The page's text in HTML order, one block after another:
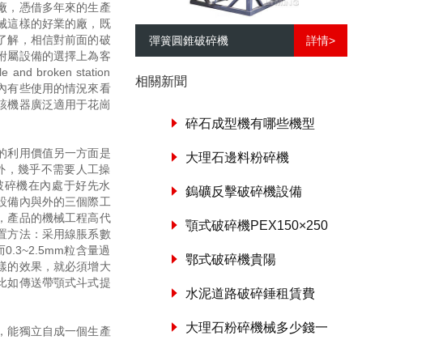
，憑借多年來的生產
這樣的好業的廠，既
解，相信對前面的破
屬設備的選擇上為客
and broken station
有些使用的情況來看
機器廣泛適用于花崗
利用價值另一方面是
，幾乎不需要人工操
機在內處于好先水
備內與外的三個際工
產品的機械工程高代
方法：采用線脹系數
0.3~2.5mm粒含量過
的效果，就必須增大
如傳送帶顎式斗式提
能獨立自成一個生產
彈簧圓錐破碎機 詳情>
相關新聞
碎石成型機有哪些機型
大理石邊料粉碎機
鎢礦反擊破碎機設備
顎式破碎機PEX150×250
鄂式破碎機貴陽
水泥道路破碎錘租賃費
大理石粉碎機械多少錢一